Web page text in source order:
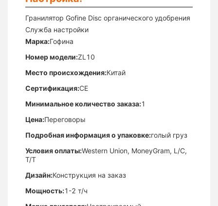
Гранилятор Gofine Disc органического удобрения
Служба настройки
Марка:Гофина
Номер модели:ZL10
Место происхождения:Китай
Сертификация:CE
Минимальное количество заказа:1
Цена:Переговоры
Подробная информация о упаковке:голый груз
Условия оплаты:Western Union, MoneyGram, L/C,
T/T
Дизайн:Конструкция на заказ
Мощность:1-2 т/ч